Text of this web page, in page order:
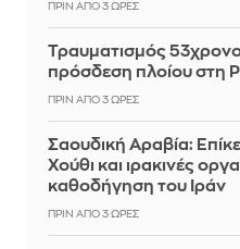
ΠΡΙΝ ΑΠΌ 3 ΏΡΕΣ
Τραυματισμός
πρόσδεση πλοίου στη
ΠΡΙΝ ΑΠΌ 3 ΏΡΕΣ
Σαουδική Αραβία:
Χούθι και ιρακινές
καθοδήγηση του Ιράν
ΠΡΙΝ ΑΠΌ 3 ΏΡΕΣ